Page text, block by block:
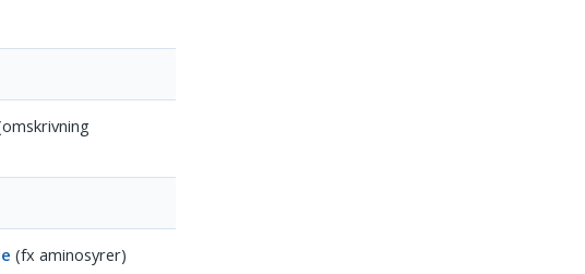
(fx aminosyrer)